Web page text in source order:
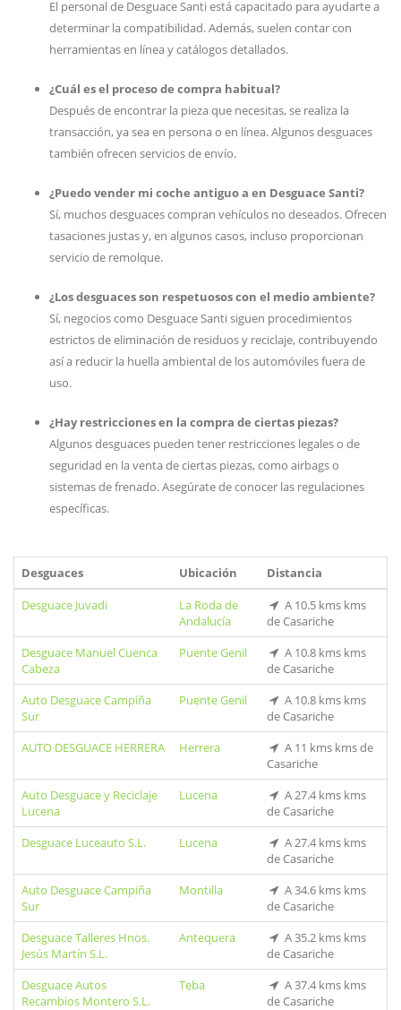
El personal de Desguace Santi está capacitado para ayudarte a
determinar la compatibilidad. Además, suelen contar con
herramientas en línea y catálogos detallados.
¿Cuál es el proceso de compra habitual?
Después de encontrar la pieza que necesitas, se realiza la
transacción, ya sea en persona o en línea. Algunos desguaces
también ofrecen servicios de envío.
¿Puedo vender mi coche antiguo a en Desguace Santi?
Sí, muchos desguaces compran vehículos no deseados. Ofrecen
tasaciones justas y, en algunos casos, incluso proporcionan
servicio de remolque.
¿Los desguaces son respetuosos con el medio ambiente?
Sí, negocios como Desguace Santi siguen procedimientos
estrictos de eliminación de residuos y reciclaje, contribuyendo
así a reducir la huella ambiental de los automóviles fuera de
uso.
¿Hay restricciones en la compra de ciertas piezas?
Algunos desguaces pueden tener restricciones legales o de
seguridad en la venta de ciertas piezas, como airbags o
sistemas de frenado. Asegúrate de conocer las regulaciones
específicas.
Desguaces Ubicación
Distancia
Desguace Juvadi
La Roda de
Andalucía
A 10.5 kms kms
de Casariche
Desguace Manuel Cuenca
Cabeza
Puente Genil
A 10.8 kms kms
de Casariche
Auto Desguace Campiña
Sur
Puente Genil
A 10.8 kms kms
de Casariche
AUTO DESGUACE HERRERA
Herrera
A 11 kms kms de
Casariche
Auto Desguace y Reciclaje
Lucena
Lucena
A 27.4 kms kms
de Casariche
Desguace Luceauto S.L.
Lucena
A 27.4 kms kms
de Casariche
Auto Desguace Campiña
Sur
Montilla
A 34.6 kms kms
de Casariche
Desguace Talleres Hnos.
Jesús Martín S.L.
Antequera
A 35.2 kms kms
de Casariche
Desguace Autos
Recambios Montero S.L.
Teba
A 37.4 kms kms
de Casariche